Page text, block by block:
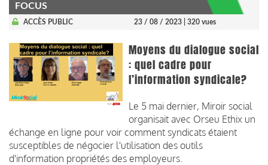
FOCUS
ACCÈS PUBLIC 23 / 08 / 2023 | 320 vues
Moyens du dialogue social
: quel cadre pour
l’information syndicale?
Le 5 mai dernier, Miroir social
organisait avec Orseu Ethix un
échange en ligne pour voir comment syndicats étaient
susceptibles de négocier l'utilisation des outils
d'information propriétés des employeurs.